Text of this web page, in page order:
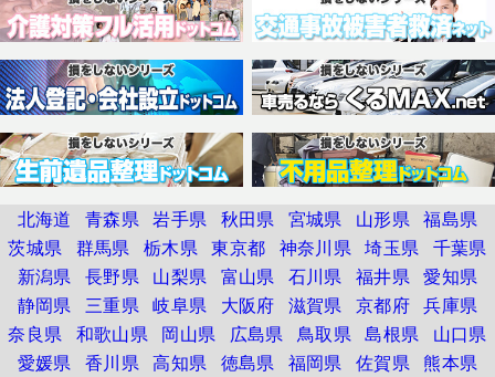
北海道 青森県 岩手県 秋田県 宮城県 山形県 福島県
茨城県 群馬県 栃木県 東京都 神奈川県 埼玉県 千葉県
新潟県 長野県 山梨県 富山県 石川県 福井県 愛知県
静岡県 三重県 岐阜県 大阪府 滋賀県 京都府 兵庫県
奈良県 和歌山県 岡山県 広島県 鳥取県 島根県
山口県
愛媛県 香川県 高知県 徳島県 福岡県 佐賀県 熊本県